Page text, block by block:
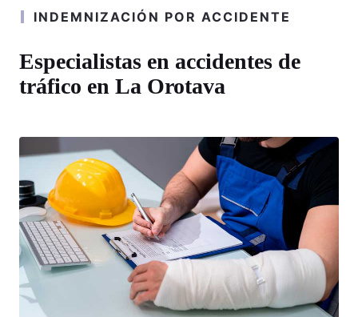
INDEMNIZACIÓN POR ACCIDENTE
Especialistas en accidentes de
tráfico en La Orotava